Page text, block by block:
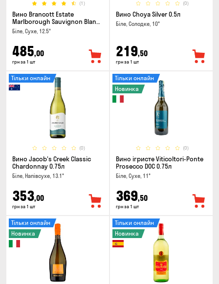
(1)
Вино Brancott Estate
Marlborough Sauvignon Blanc
0.75л
Біле, Сухе, 12.5°
485,00
грн за 1 шт
(0)
Вино Choya Silver 0.5л
Біле, Солодке, 10°
219,50
грн за 1 шт
(0)
Тільки онлайн
Вино Jacob's Creek Classic
Chardonnay 0.75л
Біле, Напівсухе, 13.1°
353,00
грн за 1 шт
(0)
Тільки онлайн
Новинка
Вино ігристе Viticoltori-Ponte
Prosecco DOC 0.75л
Біле, Сухе, 11°
369,50
грн за 1 шт
Тільки онлайн
Новинка
Тільки онлайн
Новинка